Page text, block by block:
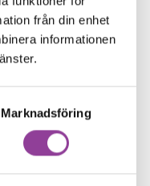
från din enhet
informationen
Marknadsföring